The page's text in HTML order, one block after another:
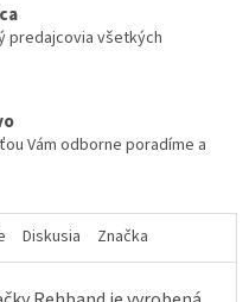
predajcovia všetkých
Vám odborne poradíme a
Diskusia Značka